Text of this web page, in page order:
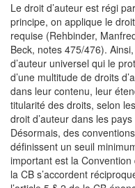
Le droit d’auteur est régi
principe, on applique le
requise (Rehbinder,
Beck, notes 475/476).
d’auteur universel qui le
d’une multitude de droits
dans leur contenu, leur
titularité des droits, selon
droit d’auteur dans les
Désormais, des
définissent un seuil
important est la
la CB s’accordent